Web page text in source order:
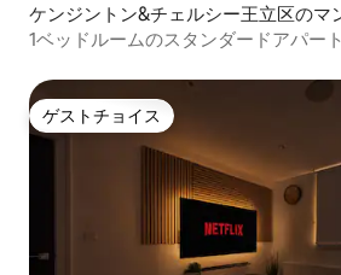
ケンジントン&チェルシー王立区のマ
ン・アパート
1ベッドルームのスタンダードアパー
ゲストチョイス
ゲストチョイス